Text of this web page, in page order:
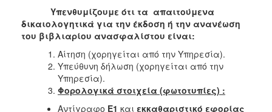
Δημοτικό
Ιατρείο
Ξενώνας
Φιλοξενίας
Γυναικών
Κέντρο
Κοινότητας
Υπενθυμίζουμε ότι τα απαιτούμενα
δικαιολογητικά για την έκδοση ή την ανανέωση
του βιβλιαρίου ανασφαλίστου είναι:
Αίτηση (χορηγείται από την Υπηρεσία).
Υπεύθυνη δήλωση (χορηγείται από την
Υπηρεσία).
Φορολογικά στοιχεία (φωτοτυπίες) :
Αντίγραφο Ε1 και εκκαθαριστικό εφορίας